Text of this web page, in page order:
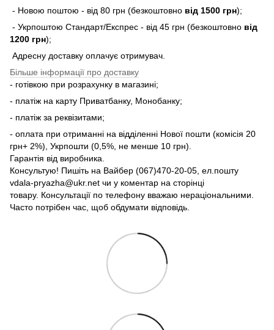
- Новою поштою - від 80 грн (безкоштовно від 1500 грн);
- Укрпоштою Стандарт/Експрес - від 45 грн (безкоштовно від
1200 грн);
Адресну доставку оплачує отримувач.
Більше інформації про доставку
- готівкою при розрахунку в магазині;
- платіж на карту Приватбанку, Монобанку;
- платіж за реквізитами;
- оплата при отриманні на відділенні Нової пошти (комісія 20
грн+ 2%), Укрпошти (0,5%, не менше 10 грн).
Гарантія від виробника.
Консультую! Пишіть на Вайбер (067)470-20-05, ел.пошту
vdala-pryazha@ukr.net чи у коментар на сторінці
товару. Консультації по телефону вважаю нераціональними.
Часто потрібен час, щоб обдумати відповідь.